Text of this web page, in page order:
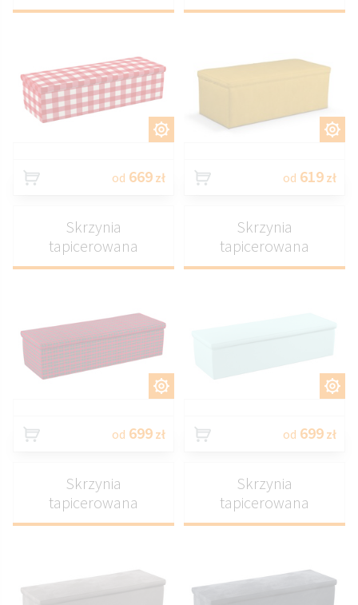
od 669 zł od 619 zł
Skrzynia
tapicerowana
od 699 zł
Skrzynia
tapicerowana
od 699 zł
Skrzynia
tapicerowana
Skrzynia
tapicerowana